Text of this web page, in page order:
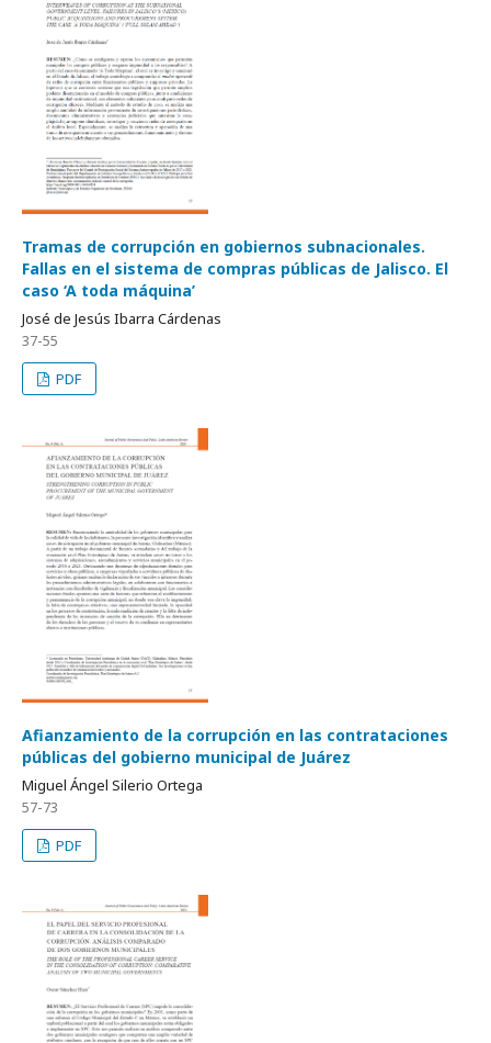
Tramas de corrupción en gobiernos subnacionales.
Fallas en el sistema de compras públicas de Jalisco. El
caso ‘A toda máquina’
José de Jesús Ibarra Cárdenas
37-55
PDF
Afianzamiento de la corrupción en las contrataciones
públicas del gobierno municipal de Juárez
Miguel Ángel Silerio Ortega
57-73
PDF